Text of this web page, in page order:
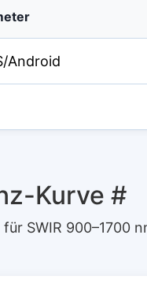
Android
Kurve #
SWIR 900–1700